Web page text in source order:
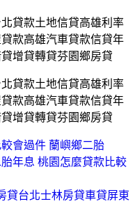
貸款土地信貸高雄利率
款高雄汽車貸款信貸年
增貸轉貸芬園鄉房貸
貸款土地信貸高雄利率
款高雄汽車貸款信貸年
增貸轉貸芬園鄉房貸
會過件 蘭嶼鄉二胎
年息 桃園怎麼貸款比較
貸台北士林房貸車貸屏東